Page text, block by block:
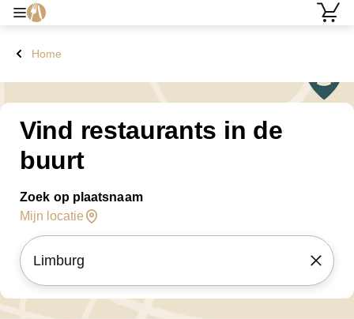
Home
Vind restaurants in de
buurt
Zoek op plaatsnaam
Mijn locatie